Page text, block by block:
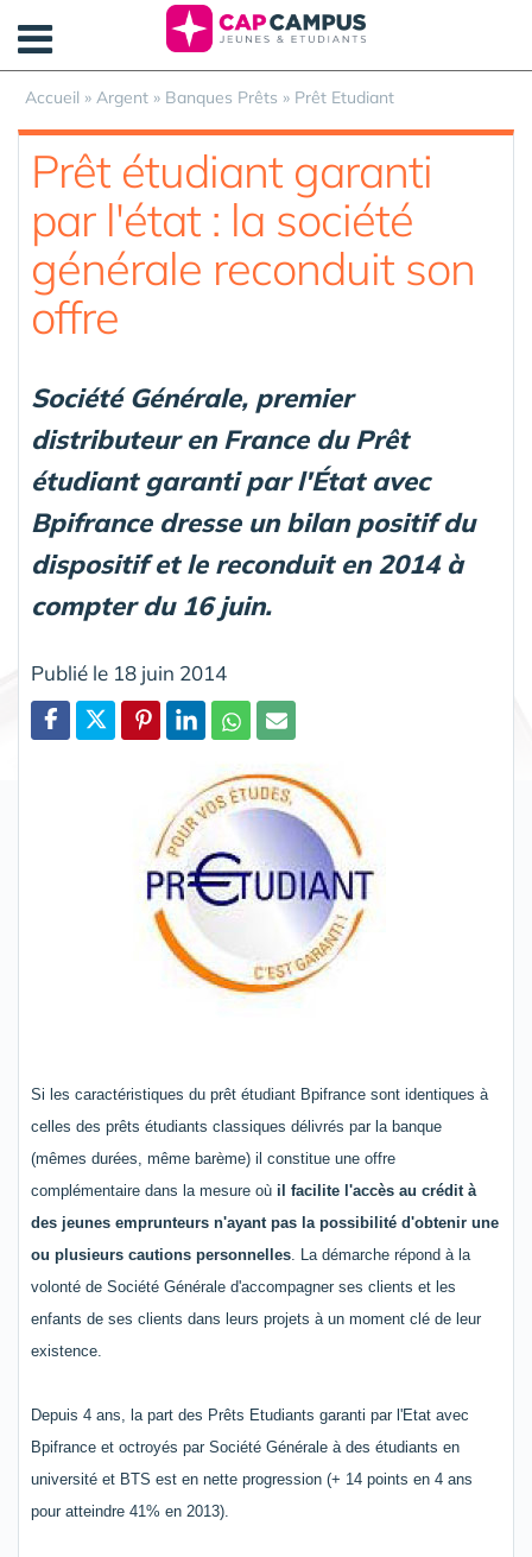
Accueil » Argent » Banques Prêts » Prêt Etudiant
Prêt étudiant garanti
par l'état : la société
générale reconduit son
offre
Société Générale, premier
distributeur en France du Prêt
étudiant garanti par l'État avec
Bpifrance dresse un bilan positif du
dispositif et le reconduit en 2014 à
compter du 16 juin.
Publié le 18 juin 2014
Si les caractéristiques du prêt étudiant Bpifrance sont identiques à
celles des prêts étudiants classiques délivrés par la banque
(mêmes durées, même barème) il constitue une offre
complémentaire dans la mesure où il facilite l'accès au crédit à
des jeunes emprunteurs n'ayant pas la possibilité d'obtenir une
ou plusieurs cautions personnelles. La démarche répond à la
volonté de Société Générale d'accompagner ses clients et les
enfants de ses clients dans leurs projets à un moment clé de leur
existence.
Depuis 4 ans, la part des Prêts Etudiants garanti par l'Etat avec
Bpifrance et octroyés par Société Générale à des étudiants en
université et BTS est en nette progression (+ 14 points en 4 ans
pour atteindre 41% en 2013).
Panneau de gestion des cookies